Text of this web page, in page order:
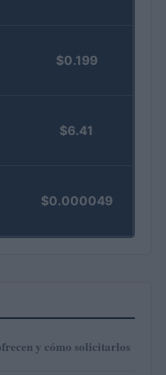
$0.199
$6.41
$0.000049
y cómo solicitarlos